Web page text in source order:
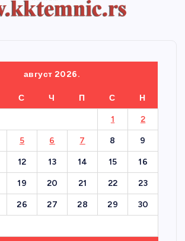
август 2026.
С Ч П С Н
1 2
5 6 7 8 9
12 13 14 15 16
19 20 21 22 23
26 27 28 29 30